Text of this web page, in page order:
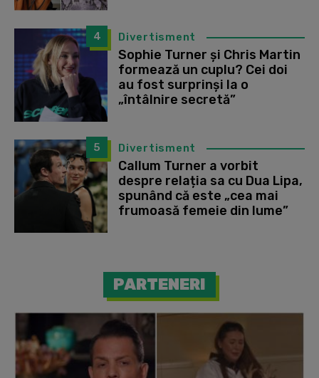
4 Divertisment
Sophie Turner și Chris Martin
formează un cuplu? Cei doi
au fost surprinși la o
„întâlnire secretă”
5 Divertisment
Callum Turner a vorbit
despre relația sa cu Dua Lipa,
spunând că este „cea mai
frumoasă femeie din lume”
PARTENERI